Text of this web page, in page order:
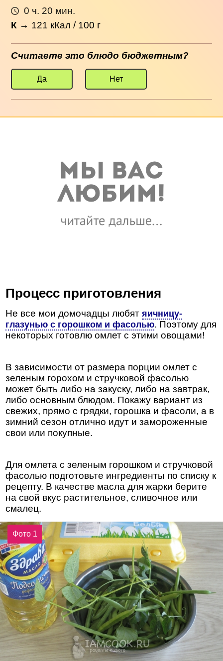
0 ч. 20 мин.
К → 121 кКал / 100 г
Считаете это блюдо бюджетным?
Да Нет
Процесс приготовления
Не все мои домочадцы любятяичницу-
глазунью с горошком и фасолью. Поэтому для
некоторых готовлю омлет с этими овощами!
В зависимости от размера порции омлет с
зеленым горохом и стручковой фасолью
может быть либо на закуску, либо на завтрак,
либо основным блюдом. Покажу вариант из
свежих, прямо с грядки, горошка и фасоли, а в
зимний сезон отлично идут и замороженные
свои или покупные.
Для омлета с зеленым горошком и стручковой
фасолью подготовьте ингредиенты по списку к
рецепту. В качестве масла для жарки берите
на свой вкус растительное, сливочное или
смалец.
Фото 1